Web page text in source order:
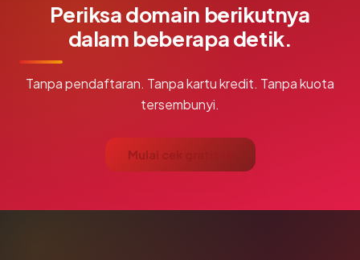
Periksa domain berikutnya
dalam beberapa detik.
Tanpa pendaftaran. Tanpa kartu kredit. Tanpa kuota
tersembunyi.
Mulai cek gratis →